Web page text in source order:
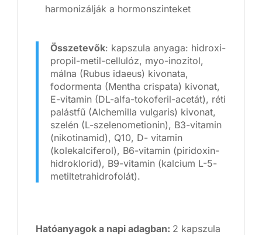
harmonizálják a hormonszinteket
Összetevők: kapszula anyaga: hidroxi-
propil-metil-cellulóz, myo-inozitol,
málna (Rubus idaeus) kivonata,
fodormenta (Mentha crispata) kivonat,
E-vitamin (DL-alfa-tokoferil-acetát), réti
palástfű (Alchemilla vulgaris) kivonat,
szelén (L-szelenometionin), B3-vitamin
(nikotinamid), Q10, D- vitamin
(kolekalciferol), B6-vitamin (piridoxin-
hidroklorid), B9-vitamin (kalcium L-5-
metiltetrahidrofolát).
Hatóanyagok a napi adagban: 2 kapszula